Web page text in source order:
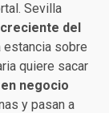
Sevilla
del
sobre
quiere sacar
negocio
y pasan a